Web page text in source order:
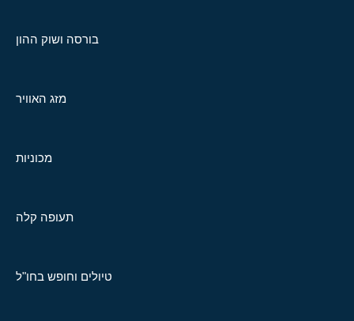
בורסה ושוק ההון
מזג האוויר
מכוניות
תעופה קלה
טיולים וחופש בחו"ל